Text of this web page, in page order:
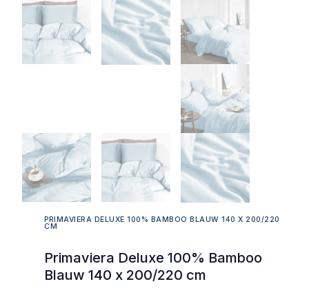
PRIMAVIERA DELUXE 100% BAMBOO BLAUW 140 X 200/220
CM
Primaviera Deluxe 100% Bamboo
Blauw 140 x 200/220 cm